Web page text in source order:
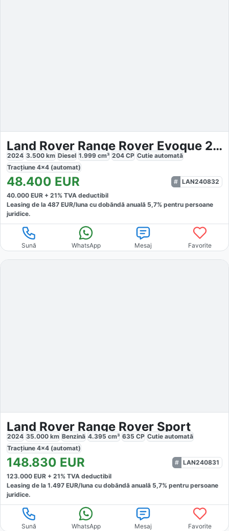
Land Rover Range Rover Evoque 2.0 D200 MHEV
2024 3.500 km Diesel 1.999 cm³ 204 CP Cutie automată
Tracțiune 4x4 (automat)
48.400 EUR
LAN240832
40.000 EUR + 21% TVA deductibil
Leasing de la 487 EUR/luna cu dobăndă anuală 5,7% pentru persoane
juridice.
Sună WhatsApp Mesaj Favorite
Land Rover Range Rover Sport
2024 35.000 km Benzină 4.395 cm³ 635 CP Cutie automată
Tracțiune 4x4 (automat)
148.830 EUR
LAN240831
123.000 EUR + 21% TVA deductibil
Leasing de la 1.497 EUR/luna cu dobăndă anuală 5,7% pentru persoane
juridice.
Sună WhatsApp Mesaj Favorite